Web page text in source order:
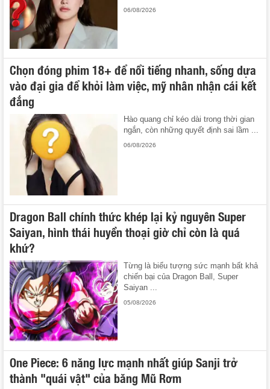
06/08/2026
Chọn đóng phim 18+ để nổi tiếng nhanh, sống dựa
vào đại gia để khỏi làm việc, mỹ nhân nhận cái kết
đắng
Hào quang chỉ kéo dài trong thời gian
ngắn, còn những quyết định sai lầm ...
06/08/2026
Dragon Ball chính thức khép lại kỷ nguyên Super
Saiyan, hình thái huyền thoại giờ chỉ còn là quá
khứ?
Từng là biểu tượng sức mạnh bất khả
chiến bại của Dragon Ball, Super
Saiyan ...
05/08/2026
One Piece: 6 năng lực mạnh nhất giúp Sanji trở
thành "quái vật" của băng Mũ Rơm